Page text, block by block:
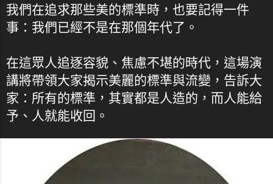
我們在追求那些美的標準時，也要記得一件
事：我們已經不是在那個年代了。
在這眾人追逐容貌、焦慮不堪的時代，這場演
講將帶領大家揭示美麗的標準與流變，告訴大
家：所有的標準，其實都是人造的，而人能給
予、人就能收回。